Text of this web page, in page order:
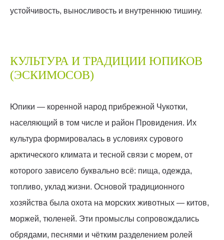
устойчивость, выносливость и внутреннюю тишину.
КУЛЬТУРА И ТРАДИЦИИ ЮПИКОВ
(ЭСКИМОСОВ)
Юпики — коренной народ прибрежной Чукотки,
населяющий в том числе и район Провидения. Их
культура формировалась в условиях сурового
арктического климата и тесной связи с морем, от
которого зависело буквально всё: пища, одежда,
топливо, уклад жизни. Основой традиционного
хозяйства была охота на морских животных — китов,
моржей, тюленей. Эти промыслы сопровождались
обрядами, песнями и чётким разделением ролей